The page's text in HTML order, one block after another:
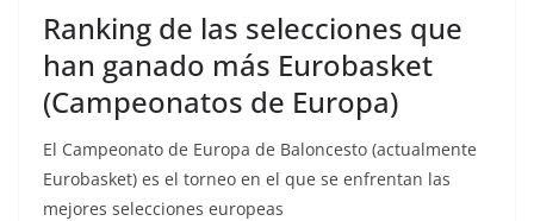
Ranking de las selecciones que
han ganado más Eurobasket
(Campeonatos de Europa)
El Campeonato de Europa de Baloncesto (actualmente
Eurobasket) es el torneo en el que se enfrentan las
mejores selecciones europeas